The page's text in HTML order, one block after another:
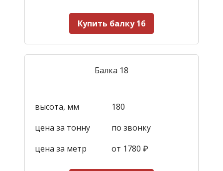
Купить балку 16
Балка 18
высота, мм
180
цена за тонну
по звонку
цена за метр
от 1780 ₽